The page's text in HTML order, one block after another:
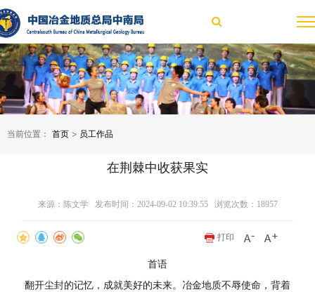
当前位置： 首页 > 员工作品
在荆棘中收获果实
来源：陈文学 发布时间：2024-09-02 10:39:55 浏览次数： 18957
打印
首语
翻开尘封的记忆，成就美好的未来。冶金地质不辱使命，背着